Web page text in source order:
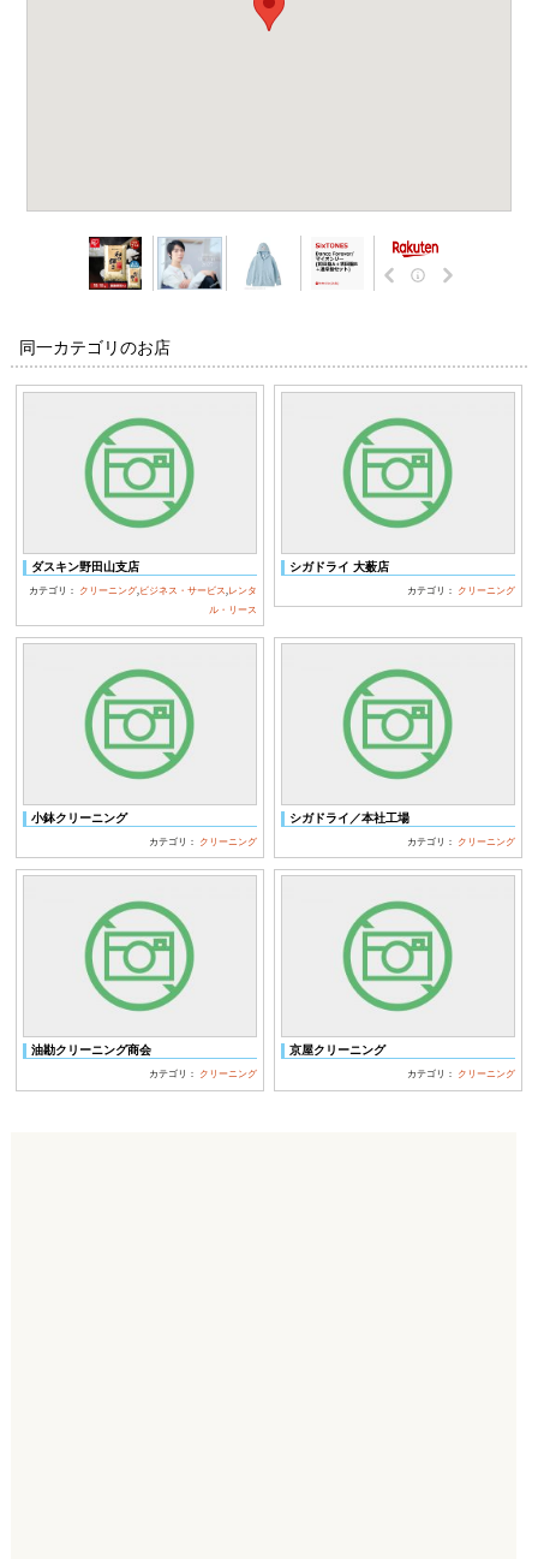
同一カテゴリのお店
ダスキン野田山支店
カテゴリ： クリーニング ビジネス・サービス レンタ
ル・リース
シガドライ 大薮店
カテゴリ： クリーニング
小鉢クリーニング
カテゴリ： クリーニング
シガドライ／本社工場
カテゴリ： クリーニング
油勘クリーニング商会
カテゴリ： クリーニング
京屋クリーニング
カテゴリ： クリーニング